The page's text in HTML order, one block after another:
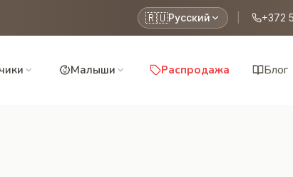
🇷🇺Русский +372
Малыши Распродажа Блог